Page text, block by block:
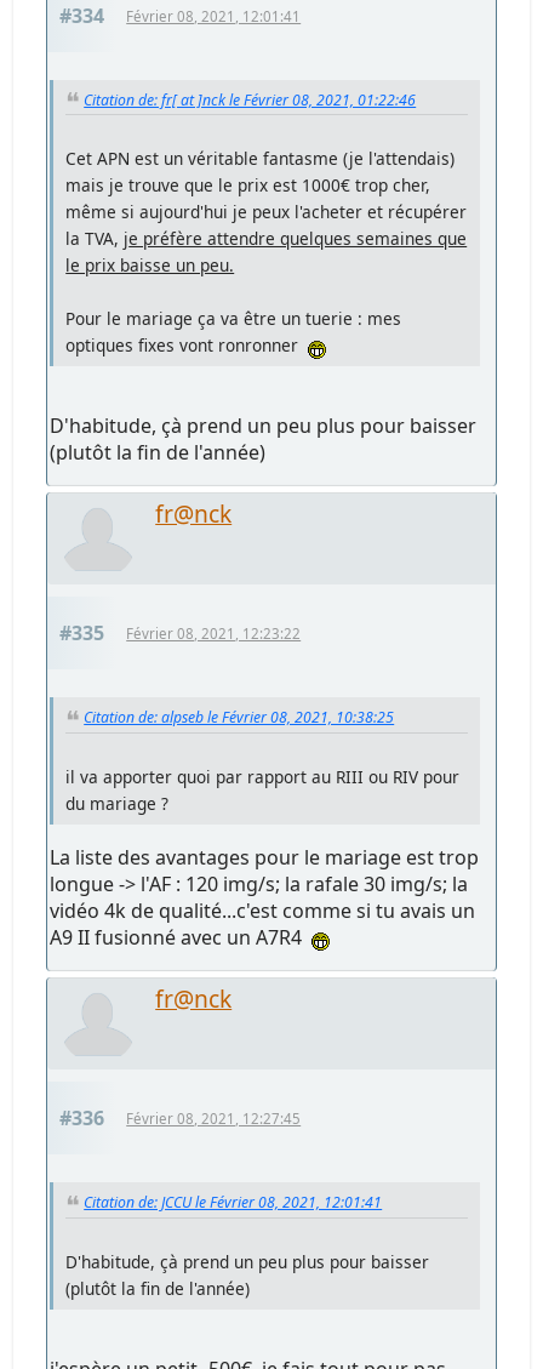
#334 Février 08, 2021, 12:01:41
Citation de: fr[ at ]nck le Février 08, 2021, 01:22:46
Cet APN est un véritable fantasme (je l'attendais)
mais je trouve que le prix est 1000€ trop cher,
même si aujourd'hui je peux l'acheter et récupérer
la TVA, je préfère attendre quelques semaines que
le prix baisse un peu.
Pour le mariage ça va être un tuerie : mes
optiques fixes vont ronronner
D'habitude, çà prend un peu plus pour baisser
(plutôt la fin de l'année)
fr@nck
#335 Février 08, 2021, 12:23:22
Citation de: alpseb le Février 08, 2021, 10:38:25
il va apporter quoi par rapport au RIII ou RIV pour
du mariage ?
La liste des avantages pour le mariage est trop
longue -> l'AF : 120 img/s; la rafale 30 img/s; la
vidéo 4k de qualité...c'est comme si tu avais un
A9 II fusionné avec un A7R4
fr@nck
#336 Février 08, 2021, 12:27:45
Citation de: JCCU le Février 08, 2021, 12:01:41
D'habitude, çà prend un peu plus pour baisser
(plutôt la fin de l'année)